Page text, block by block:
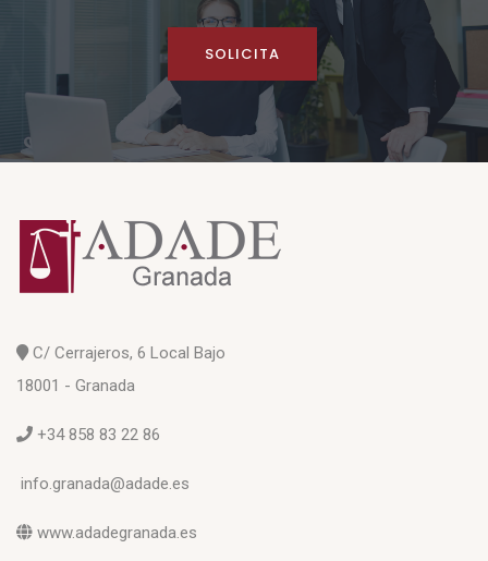
SOLICITA
C/ Cerrajeros, 6 Local Bajo
18001 - Granada
+34 858 83 22 86
info.granada@adade.es
www.adadegranada.es